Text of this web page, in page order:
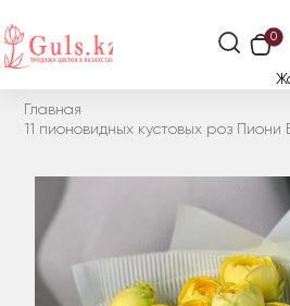
0
Главная
11 пионовидных кустовых роз Пиони